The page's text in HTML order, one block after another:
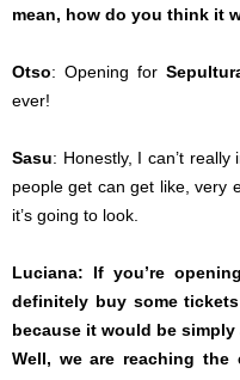
mean, how do you think it
Otso: Opening for
ever!
Sasu: Honestly, I can’t
people get can get like, very
it’s going to look.
Luciana: If you’re
definitely buy some
because it would be
Well, we are reaching the